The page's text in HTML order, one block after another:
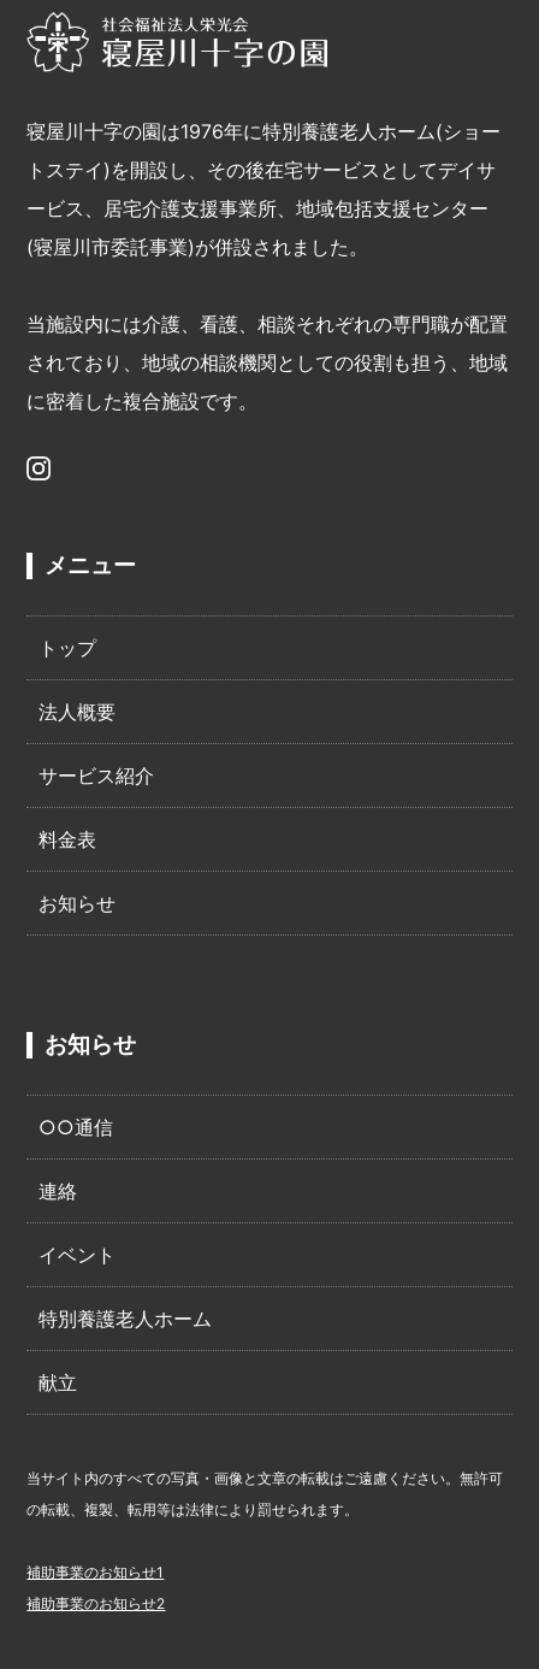
寝屋川十字の園は1976年に特別養護老人ホーム(ショー
トステイ)を開設し、その後在宅サービスとしてデイサ
ービス、居宅介護支援事業所、地域包括支援センター
(寝屋川市委託事業)が併設されました。
当施設内には介護、看護、相談それぞれの専門職が配置
されており、地域の相談機関としての役割も担う、地域
に密着した複合施設です。
メニュー
トップ
法人概要
サービス紹介
料金表
お知らせ
お知らせ
○○通信
連絡
イベント
特別養護老人ホーム
献立
当サイト内のすべての写真・画像と文章の転載はご遠慮ください。無許可
の転載、複製、転用等は法律により罰せられます。
補助事業のお知らせ1
補助事業のお知らせ2